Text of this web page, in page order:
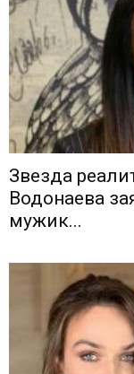
Звезда
Водонаева
мужик...